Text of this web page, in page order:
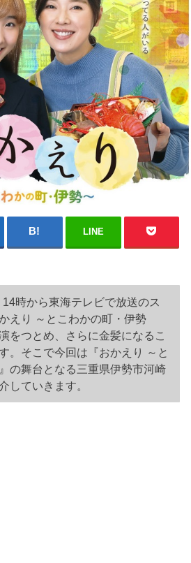
LINE
時から東海テレビで放送のス
えり ～とこわかの町・伊勢
をつとめ、さらに金髪になるこ
。そこで今回は『おかえり ～と
の舞台となる三重県伊勢市河崎
していきます。